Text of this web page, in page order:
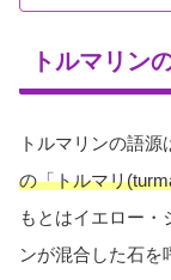
トルマリン
トルマリンの語源
の「トルマリ
もとはイエロー・
ンが混合した石を